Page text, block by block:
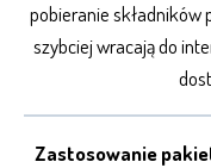
pobieranie składników
szybciej wracają do
Zastosowanie